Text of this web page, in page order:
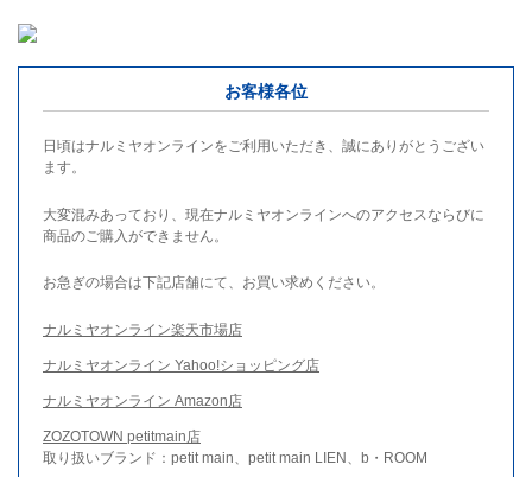
お客様各位
日頃はナルミヤオンラインをご利用いただき、誠にありがとうござい
ます。
大変混みあっており、現在ナルミヤオンラインへのアクセスならびに
商品のご購入ができません。
お急ぎの場合は下記店舗にて、お買い求めください。
ナルミヤオンライン楽天市場店
ナルミヤオンライン Yahoo!ショッピング店
ナルミヤオンライン Amazon店
ZOZOTOWN petitmain店
取り扱いブランド：petit main、petit main LIEN、b・ROOM